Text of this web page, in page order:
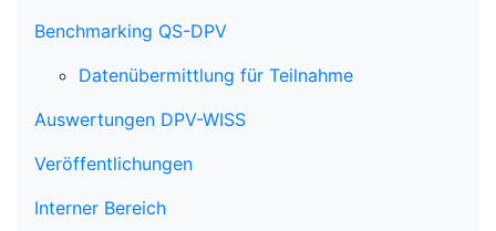
Benchmarking QS-DPV
Datenübermittlung für Teilnahme
Auswertungen DPV-WISS
Veröffentlichungen
Interner Bereich